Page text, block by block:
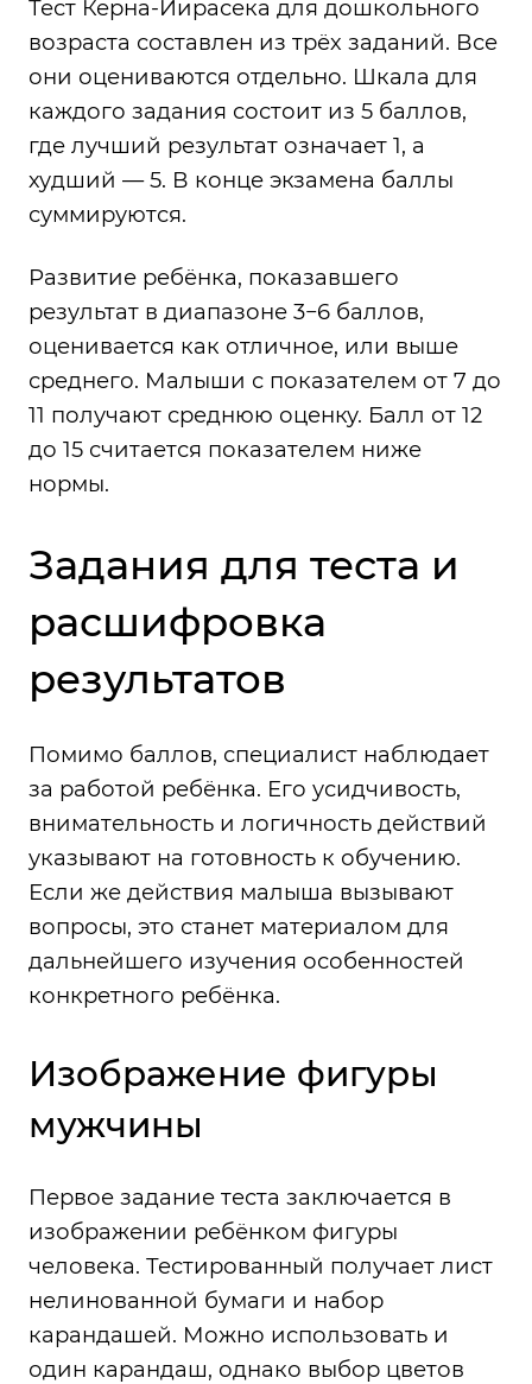
Тест Керна-Йирасека для дошкольного
возраста составлен из трёх заданий. Все
они оцениваются отдельно. Шкала для
каждого задания состоит из 5 баллов,
где лучший результат означает 1, а
худший — 5. В конце экзамена баллы
суммируются.
Развитие ребёнка, показавшего
результат в диапазоне 3−6 баллов,
оценивается как отличное, или выше
среднего. Малыши с показателем от 7 до
11 получают среднюю оценку. Балл от 12
до 15 считается показателем ниже
нормы.
Задания для теста и
расшифровка
результатов
Помимо баллов, специалист наблюдает
за работой ребёнка. Его усидчивость,
внимательность и логичность действий
указывают на готовность к обучению.
Если же действия малыша вызывают
вопросы, это станет материалом для
дальнейшего изучения особенностей
конкретного ребёнка.
Изображение фигуры
мужчины
Первое задание теста заключается в
изображении ребёнком фигуры
человека. Тестированный получает лист
нелинованной бумаги и набор
карандашей. Можно использовать и
один карандаш, однако выбор цветов